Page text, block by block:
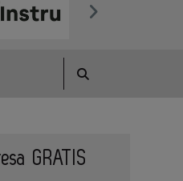
GRATIS